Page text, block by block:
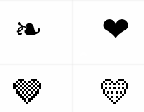
❧ ❤
🤎 💛